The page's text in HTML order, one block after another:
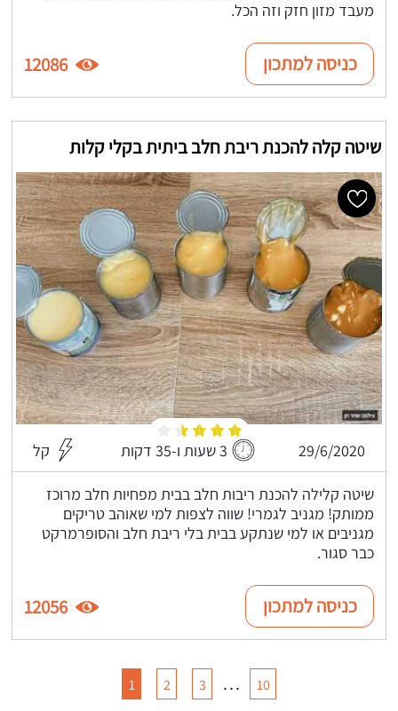
מעבד מזון חזק וזה הכל.
כניסה למתכון 12086
שיטה קלה להכנת ריבת חלב ביתית בקלי קלות
29/6/2020 3 שעות ו-35 דקות קל
שיטה קלילה להכנת ריבות חלב בבית מפחיות חלב מרוכז
ממותק! מגניב לגמרי! שווה לצפות למי שאוהב טריקים
מגניבים או למי שנתקע בבית בלי ריבת חלב והסופרמרקט
כבר סגור.
כניסה למתכון 12056
1 2 3 … 10